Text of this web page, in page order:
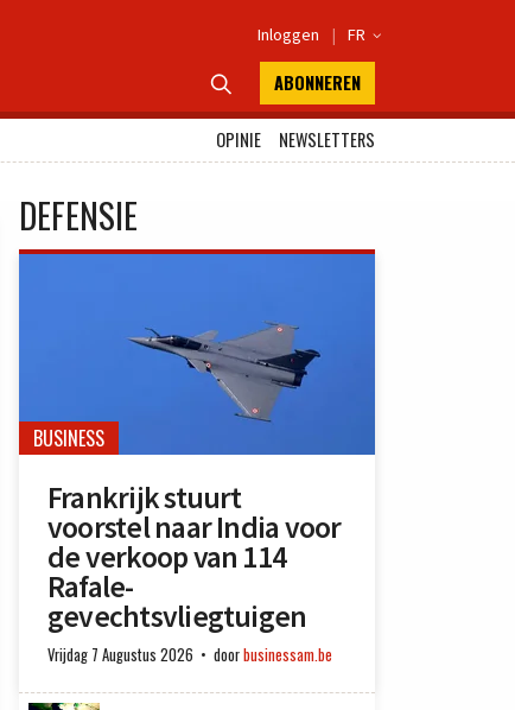
Inloggen | FR 
 ABONNEREN
OPINIE
NEWSLETTERS
DEFENSIE
BUSINESS
Frankrijk stuurt
voorstel naar India voor
de verkoop van 114
Rafale-
gevechtsvliegtuigen
Vrijdag 7 Augustus 2026 doorbusinessam.be